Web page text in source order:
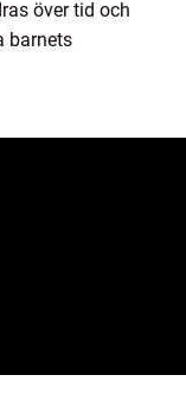
över tid och
barnets